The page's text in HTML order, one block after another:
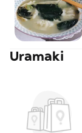
Uramaki